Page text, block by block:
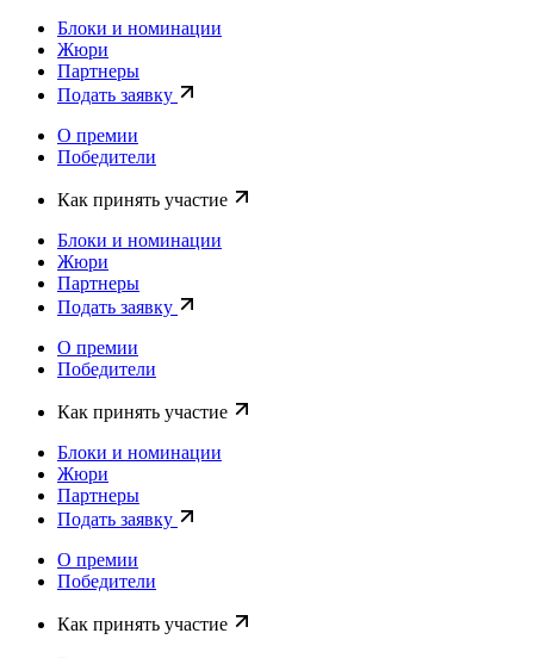
Блоки и номинации
Жюри
Партнеры
Подать заявку
О премии
Победители
Как принять участие
Блоки и номинации
Жюри
Партнеры
Подать заявку
О премии
Победители
Как принять участие
Блоки и номинации
Жюри
Партнеры
Подать заявку
О премии
Победители
Как принять участие